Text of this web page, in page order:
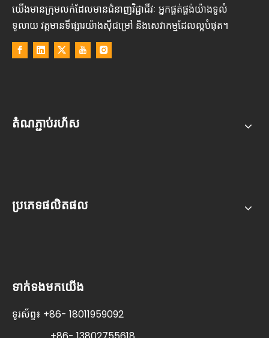
យើងមានក្រុមលក់ដែលមានជំនាញវិជ្ជាជីវៈ អ្នកផ្គត់ផ្គង់យ៉ាងទូលំ
ទូលាយ វត្តមានទីផ្សារយ៉ាងស៊ីជម្រៅ និងសេវាកម្មដែលល្អបំផុត។
តំណភ្ជាប់រហ័ស
ប្រភេទផលិតផល
ទាក់ទងមកយើង
ទូរស័ព្ទ៖ +86- 18011959092